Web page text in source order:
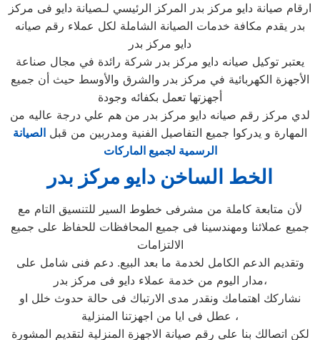
ارقام صيانة دايو مركز بدر المركز الرئيسي لـصيانة دايو فى مركز
بدر يقدم مكافة خدمات الصيانة الشاملة لكل عملاء رقم صيانه
دايو مركز بدر
يعتبر توكيل صيانه دايو مركز بدر شركة رائدة في مجال صناعة
الأجهزة الكهربائية في مركز بدر والشرق والأوسط حيث أن جميع
أجهزتها تعمل بكفائه وجودة
لدي مركز رقم صيانه دايو مركز بدر من هم علي درجة عاليه من
المهارة و يدركوا جميع التفاصيل الفنية ومدربين من قبل الصيانة
الرسمية لجميع الماركات
الخط الساخن دايو مركز بدر
لأن متابعة كاملة من مشرفى خطوط السير للتنسيق التام مع
جميع عملائنا ومهندسينا فى جميع المحافظات للحفاظ على جميع
الالتزامات
وتقديم الدعم الكامل لخدمة ما بعد البيع. دعم فنى شامل على
مدار اليوم من خدمة عملاء دايو فى مركز بدر،
نشاركك اهتمامك ونقدر مدى الارتباك فى حالة حدوث خلل او
عطل فى ايا من اجهزتنا المنزلية ،
لكن اتصالك بنا على رقم صيانة الاجهزة المنزلية لتقديم المشورة